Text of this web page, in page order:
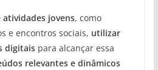
jovens, como
e encontros sociais, utilizar
digitaispara alcançar essa
relevantes e dinâmicos